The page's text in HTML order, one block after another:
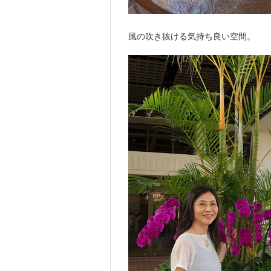
風の吹き抜ける気持ち良い空間。